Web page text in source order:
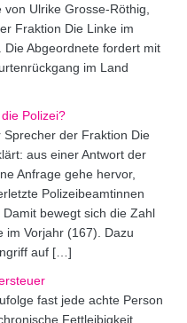
Ulrike Grosse-Röthig,
Fraktion Die Linke im
Abgeordnete fordert mit
im Land
Polizei?
der Fraktion Die
aus einer Antwort der
Anfrage gehe hervor,
Polizeibeamtinnen
bewegt sich die Zahl
im Vorjahr (167). Dazu
auf […]
fast jede achte Person
Fettleibigkeit